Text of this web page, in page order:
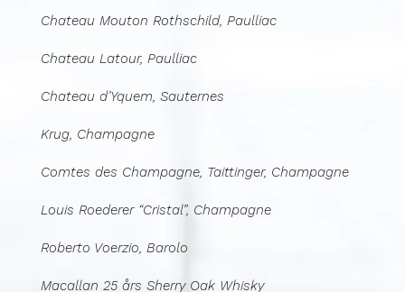
Chateau Mouton Rothschild, Paulliac
Chateau Latour, Paulliac
Chateau d’Yquem, Sauternes
Krug, Champagne
Comtes des Champagne, Taittinger, Champagne
Louis Roederer “Cristal”, Champagne
Roberto Voerzio, Barolo
Macallan 25 års Sherry Oak Whisky